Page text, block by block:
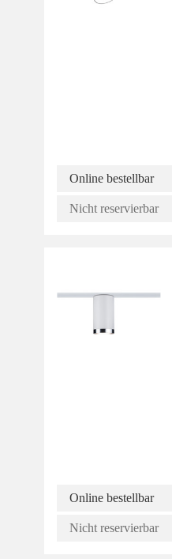
Online bestellbar
Nicht reservierbar
Online bestellbar
Nicht reservierbar